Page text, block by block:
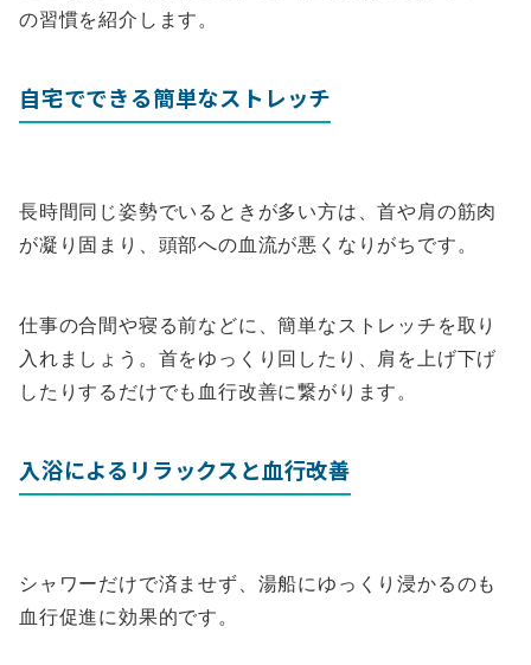
の習慣を紹介します。
自宅でできる簡単なストレッチ
長時間同じ姿勢でいるときが多い方は、首や肩の筋肉
が凝り固まり、頭部への血流が悪くなりがちです。
仕事の合間や寝る前などに、簡単なストレッチを取り
入れましょう。首をゆっくり回したり、肩を上げ下げ
したりするだけでも血行改善に繋がります。
入浴によるリラックスと血行改善
シャワーだけで済ませず、湯船にゆっくり浸かるのも
血行促進に効果的です。